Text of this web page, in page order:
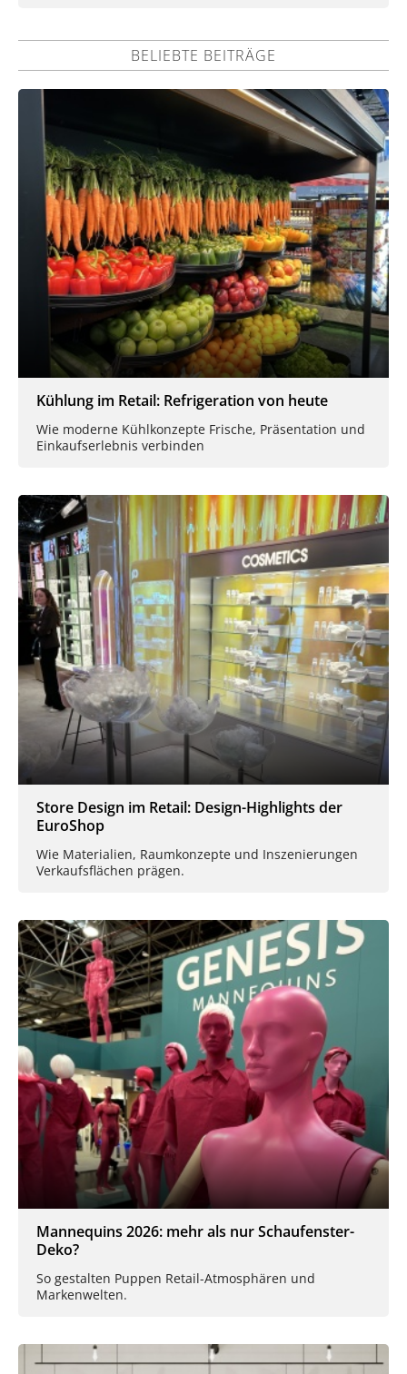
BELIEBTE BEITRÄGE
Kühlung im Retail: Refrigeration von heute
Wie moderne Kühlkonzepte Frische, Präsentation und
Einkaufserlebnis verbinden
Store Design im Retail: Design-Highlights der
EuroShop
Wie Materialien, Raumkonzepte und Inszenierungen
Verkaufsflächen prägen.
Mannequins 2026: mehr als nur Schaufenster-
Deko?
So gestalten Puppen Retail-Atmosphären und
Markenwelten.